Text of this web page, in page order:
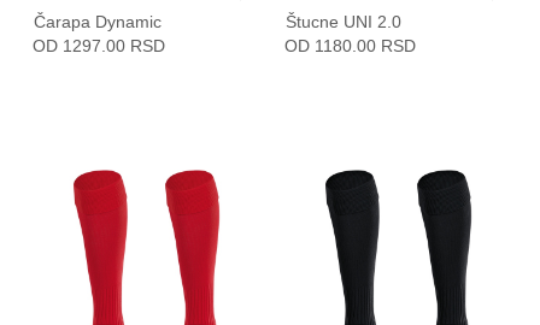
Čarapa Dynamic
OD 1297.00 RSD
Štucne UNI 2.0
OD 1180.00 RSD